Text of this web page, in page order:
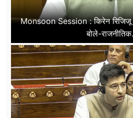
Monsoon Session : किरेन रिजिजू
बोले-